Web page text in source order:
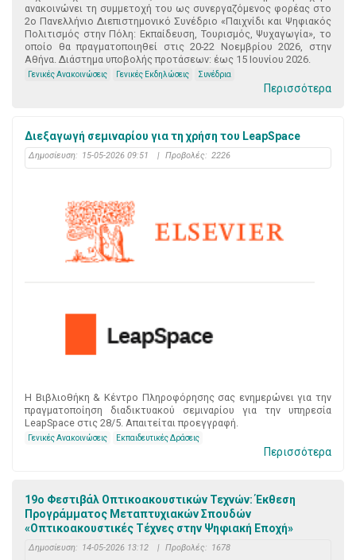
ανακοινώνει τη συμμετοχή του ως συνεργαζόμενος φορέας στο
2ο Πανελλήνιο Διεπιστημονικό Συνέδριο «Παιχνίδι και Ψηφιακός
Πολιτισμός στην Πόλη: Εκπαίδευση, Τουρισμός, Ψυχαγωγία», το
οποίο θα πραγματοποιηθεί στις 20-22 Νοεμβρίου 2026, στην
Αθήνα. Διάστημα υποβολής προτάσεων: έως 15 Ιουνίου 2026.
Γενικές Ανακοινώσεις Γενικές Εκδηλώσεις Συνέδρια
Περισσότερα
Διεξαγωγή σεμιναρίου για τη χρήση του LeapSpace
Δημοσίευση: 15-05-2026 09:51 | Προβολές: 2226
Η Βιβλιοθήκη & Κέντρο Πληροφόρησης σας ενημερώνει για την
πραγματοποίηση διαδικτυακού σεμιναρίου για την υπηρεσία
LeapSpace στις 28/5. Απαιτείται προεγγραφή.
Γενικές Ανακοινώσεις Εκπαιδευτικές Δράσεις
Περισσότερα
19ο Φεστιβάλ Οπτικοακουστικών Τεχνών: Έκθεση
Προγράμματος Μεταπτυχιακών Σπουδών
«Οπτικοακουστικές Τέχνες στην Ψηφιακή Εποχή»
Δημοσίευση: 14-05-2026 13:12 | Προβολές: 1678